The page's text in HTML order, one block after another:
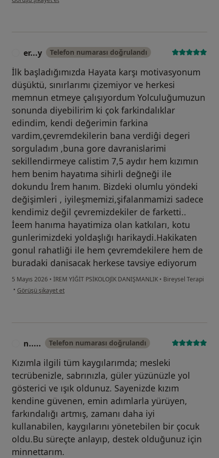
er...y Telefon numarası doğrulandı
İlk başladığımızda Hayata karşı motivasyonum
düşüktü, sınırlarımı çizemiyor ve herkesi
memnun etmeye çalışıyordum Yolculuğumuzun
sonunda diyebilirim ki çok farkindalıklar
edindim, kendi değerimin farkina
vardim,çevremdekilerin bana verdiĝi degeri
sorguladım ,buna gore davranislarimi
sekillendirmeye calistim 7,5 aydır hem kızımın
hem benim hayatıma sihirli değneği ile
dokundu İrem hanım. Bizdeki olumlu yöndeki
değişimleri , iyileşmemizi,şifalanmamizi sadece
kendimiz değil çevremizdekiler de farketti..
İeem hanıma hayatimiza olan katkıları, kotu
gunlerimizdeki yoldaşlığı harikaydi.Hakikaten
gonul rahatliği ile hem çevremdekilere hem de
buradaki danisacak herkese tavsiye ediyorum
5 Mayıs 2026 • İREM YİĞİT PSİKOLOJİK DANIŞMANLIK • Bireysel Terapi
• kullanıcının görüşüne göre er...y
Görüşü şikayet et
n..... Telefon numarası doğrulandı
Kızımla ilgili tüm kaygılarımda; mesleki
tecrübenizle, sabrınızla, güler yüzünüzle yol
gösterici ve ışık oldunuz. Sayenizde kızım
kendine güvenen, emin adımlarla yürüyen,
farkındalığı artmış, zamanı daha iyi
kullanabilen, kaygılarını yönetebilen bir çocuk
oldu.Bu süreçte anlayıp, destek olduğunuz için
minnettarım.